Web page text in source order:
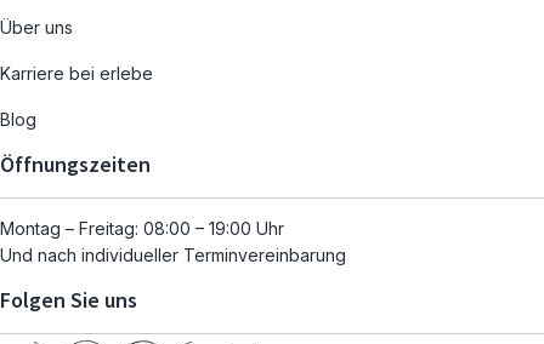
Über uns
Karriere bei erlebe
Blog
Öffnungszeiten
Montag – Freitag: 08:00 – 19:00 Uhr
Und nach individueller Terminvereinbarung
Folgen Sie uns